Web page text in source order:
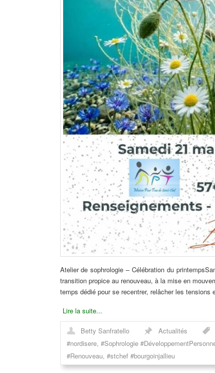
Atelier de sophrologie – Célébration du
transition propice au renouveau, à la mise en
temps dédié pour se recentrer, relâcher les
Lire la suite...
Betty Sanfratello Actualités
#nordisere, #Sophrologie
#Renouveau, #stchef #bourgoinjallieu